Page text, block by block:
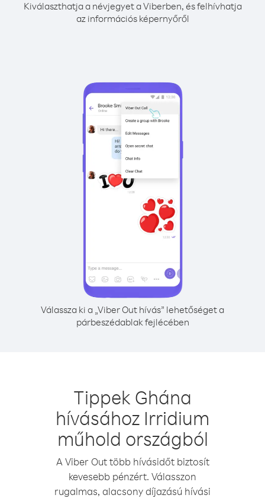
Kiválaszthatja a névjegyet a Viberben, és felhívhatja
az információs képernyőről
Válassza ki a „Viber Out hívás” lehetőséget a
párbeszédablak fejlécében
Tippek Ghána
hívásához Irridium
műhold országból
A Viber Out több hívásidőt biztosít
kevesebb pénzért. Válasszon
rugalmas, alacsony díjazású hívási